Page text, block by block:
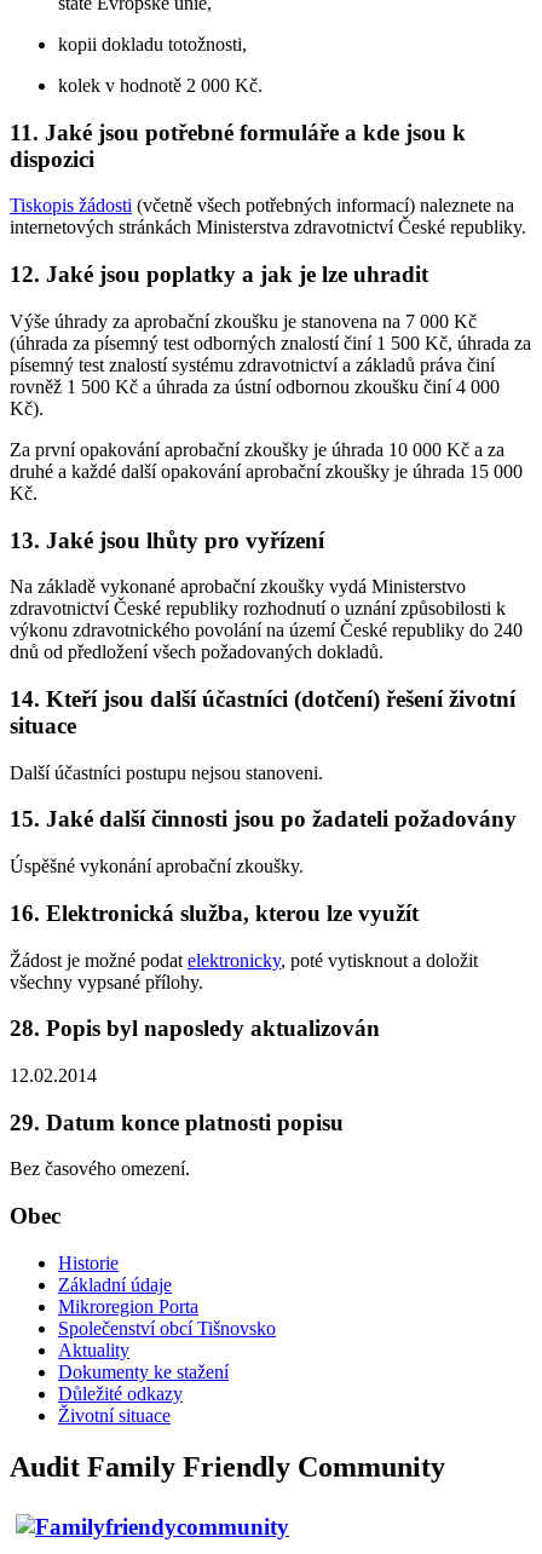
kopii dokladu totožnosti,
kolek v hodnotě 2 000 Kč.
11. Jaké jsou potřebné formuláře a kde jsou k
dispozici
Tiskopis žádosti (včetně všech potřebných informací) naleznete na
internetových stránkách Ministerstva zdravotnictví České republiky.
12. Jaké jsou poplatky a jak je lze uhradit
Výše úhrady za aprobační zkoušku je stanovena na 7 000 Kč
(úhrada za písemný test odborných znalostí činí 1 500 Kč, úhrada za
písemný test znalostí systému zdravotnictví a základů práva činí
rovněž 1 500 Kč a úhrada za ústní odbornou zkoušku činí 4 000
Kč).
Za první opakování aprobační zkoušky je úhrada 10 000 Kč a za
druhé a každé další opakování aprobační zkoušky je úhrada 15 000
Kč.
13. Jaké jsou lhůty pro vyřízení
Na základě vykonané aprobační zkoušky vydá Ministerstvo
zdravotnictví České republiky rozhodnutí o uznání způsobilosti k
výkonu zdravotnického povolání na území České republiky do 240
dnů od předložení všech požadovaných dokladů.
14. Kteří jsou další účastníci (dotčení) řešení životní
situace
Další účastníci postupu nejsou stanoveni.
15. Jaké další činnosti jsou po žadateli požadovány
Úspěšné vykonání aprobační zkoušky.
16. Elektronická služba, kterou lze využít
Žádost je možné podat elektronicky, poté vytisknout a doložit
všechny vypsané přílohy.
28. Popis byl naposledy aktualizován
12.02.2014
29. Datum konce platnosti popisu
Bez časového omezení.
Obec
Historie
Základní údaje
Mikroregion Porta
Společenství obcí Tišnovsko
Aktuality
Dokumenty ke stažení
Důležité odkazy
Životní situace
Audit Family Friendly Community